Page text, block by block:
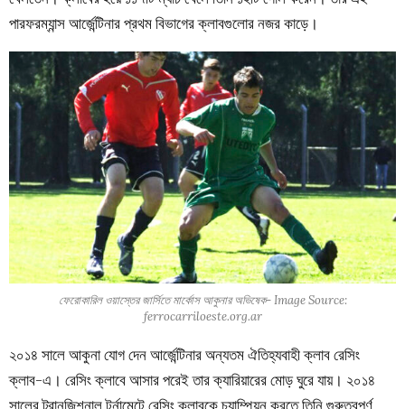
পারফরম্যান্স আর্জেন্টিনার প্রথম বিভাগের ক্লাবগুলোর নজর কাড়ে।
ফেরোকারিল ওয়াস্তের জার্সিতে মার্কোস আকুনার অভিষেক- Image Source:
ferrocarriloeste.org.ar
২০১৪ সালে আকুনা যোগ দেন আর্জেন্টিনার অন্যতম ঐতিহ্যবাহী ক্লাব রেসিং
ক্লাব-এ। রেসিং ক্লাবে আসার পরেই তার ক্যারিয়ারের মোড় ঘুরে যায়। ২০১৪